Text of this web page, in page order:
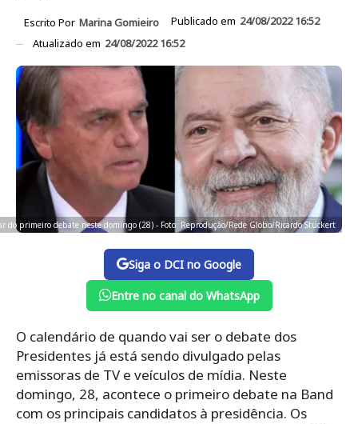
Escrito Por Marina Gomieiro Publicado em 24/08/2022 16:52
Atualizado em 24/08/2022 16:52
do primeiro debate neste domingo (28) - Foto: Reprodução/Rede Globo/Ricardo Stuckert
Siga o DCI no Google
Entre no canal do WhatsApp
O calendário de quando vai ser o debate dos
Presidentes já está sendo divulgado pelas
emissoras de TV e veículos de mídia. Neste
domingo, 28, acontece o primeiro debate na Band
com os principais candidatos à presidência. Os